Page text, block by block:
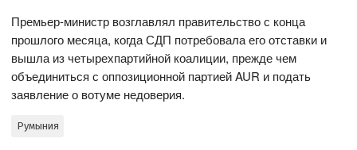
Премьер-министр возглавлял правительство с конца
прошлого месяца, когда СДП потребовала его отставки и
вышла из четырехпартийной коалиции, прежде чем
объединиться с оппозиционной партией AUR и подать
заявление о вотуме недоверия.
Румыния